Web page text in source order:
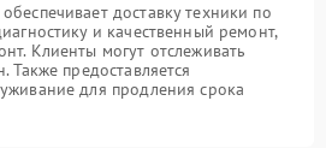
доставку техники по
и качественный ремонт,
Клиенты могут отслеживать
Также предоставляется
для продления срока